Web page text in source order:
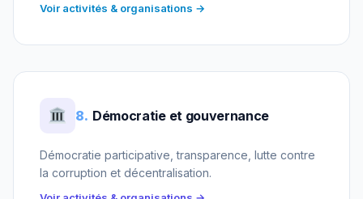
Voir activités & organisations →
8. Démocratie et gouvernance
Démocratie participative, transparence, lutte contre
la corruption et décentralisation.